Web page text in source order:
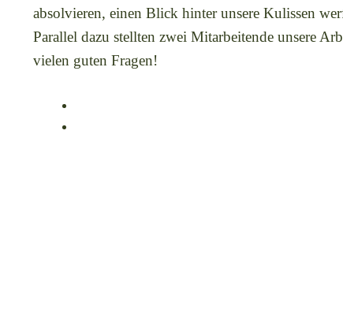
absolvieren, einen Blick hinter unsere Kulissen
Parallel dazu stellten zwei Mitarbeitende unsere
vielen guten Fragen!